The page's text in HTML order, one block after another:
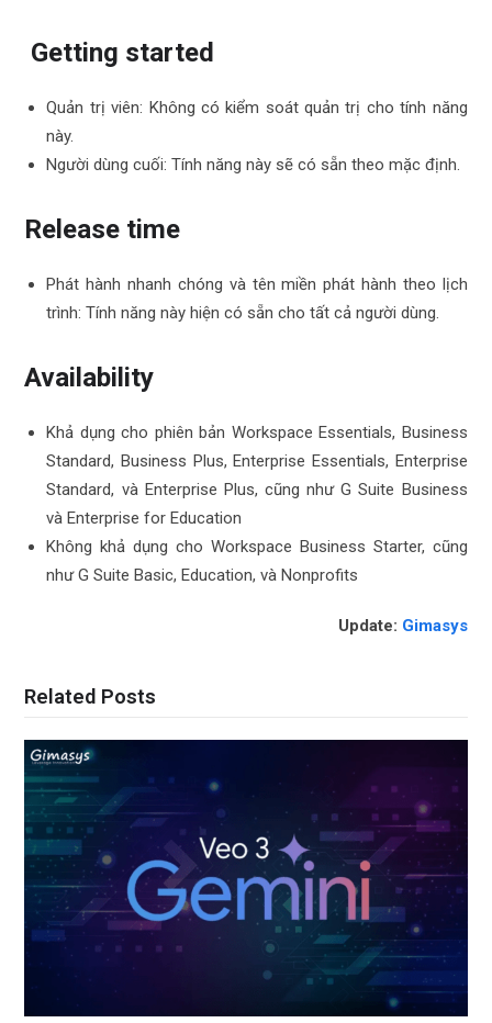
Getting started
Quản trị viên: Không có kiểm soát quản trị cho tính năng
này.
Người dùng cuối: Tính năng này sẽ có sẵn theo mặc định.
Release time
Phát hành nhanh chóng và tên miền phát hành theo lịch
trình: Tính năng này hiện có sẵn cho tất cả người dùng.
Availability
Khả dụng cho phiên bản Workspace Essentials, Business
Standard, Business Plus, Enterprise Essentials, Enterprise
Standard, và Enterprise Plus, cũng như G Suite Business
và Enterprise for Education
Không khả dụng cho Workspace Business Starter, cũng
như G Suite Basic, Education, và Nonprofits
Update: Gimasys
Related Posts